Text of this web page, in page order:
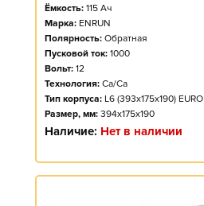
Ёмкость: 115 Ач
Марка: ENRUN
Полярность: Обратная
Пусковой ток: 1000
Вольт: 12
Технология: Ca/Ca
Тип корпуса: L6 (393x175x190) EURO
Размер, мм: 394x175x190
Наличие: Нет в наличии